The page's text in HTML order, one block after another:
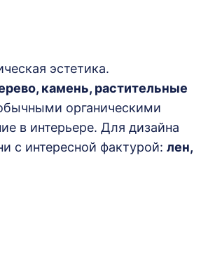
эстетика.
камень, растительные
органическими
в интерьере. Для дизайна
с интересной фактурой: лен,